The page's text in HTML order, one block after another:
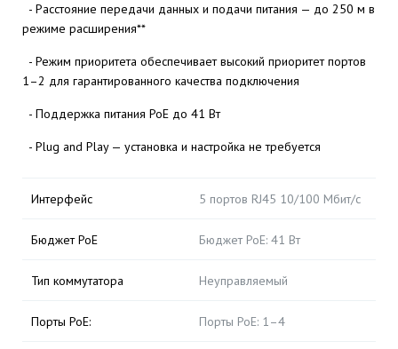
- Расстояние передачи данных и подачи питания — до 250 м в
режиме расширения**
- Режим приоритета обеспечивает высокий приоритет портов
1–2 для гарантированного качества подключения
- Поддержка питания PoE до 41 Вт
- Plug and Play — установка и настройка не требуется
Интерфейс 5 портов RJ45 10/100 Мбит/с
Бюджет PoE Бюджет PoE: 41 Вт
Тип коммутатора Неуправляемый
Порты PoE: Порты PoE: 1–4